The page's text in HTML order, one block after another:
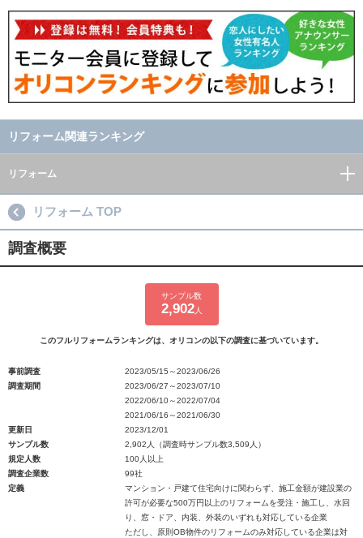
リフォーム関連ランキング
リフォーム
リフォーム TOP
調査概要
サンプル数
2,902人
このフルリフォームランキングは、オリコンの以下の調査に基づいています。
事前調査
2023/05/15～2023/06/26
調査期間
2023/06/27～2023/07/10
2022/06/10～2022/07/04
2021/06/16～2021/06/30
更新日
2023/12/01
サンプル数
2,902人（調査時サンプル数3,509人）
規定人数
100人以上
調査企業数
99社
定義
マンション・戸建て住宅向けに関わらず、施工金額が建設業の
許可が必要な500万円以上のリフォームを受注・施工し、水回
り、窓・ドア、内装、外装のいずれも対応している企業
ただし、原則OB物件のリフォームのみ対応している企業は対